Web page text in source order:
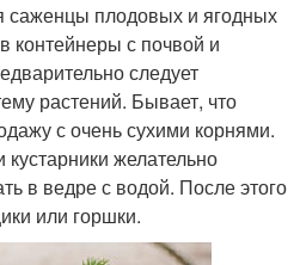
плодовых и ягодных
контейнеры с почвой и
следует
растений. Бывает, что
с очень сухими корнями.
желательно
в ведре с водой. После этого
или горшки.